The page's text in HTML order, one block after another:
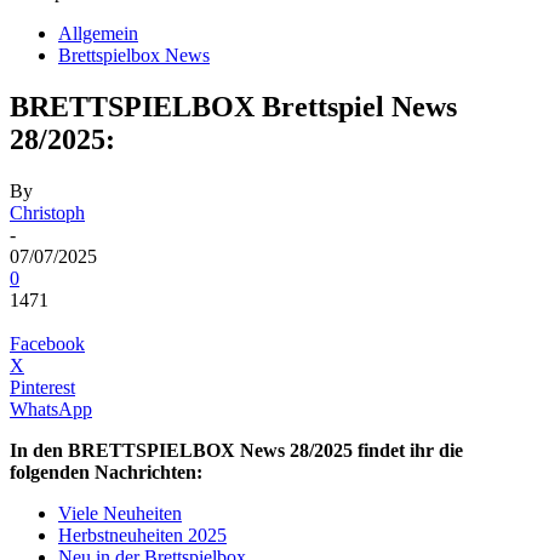
Allgemein
Brettspielbox News
BRETTSPIELBOX Brettspiel News
28/2025:
By
Christoph
-
07/07/2025
0
1471
Facebook
X
Pinterest
WhatsApp
In den BRETTSPIELBOX News 28/2025 findet ihr die
folgenden Nachrichten:
Viele Neuheiten
Herbstneuheiten 2025